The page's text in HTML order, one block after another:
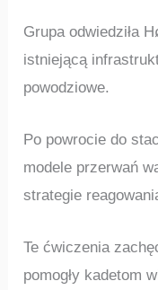
Grupa odwiedziła
istniejącą
powodziowe.
Po powrocie do
modele przerwań
strategie
Te ćwiczenia
pomogły kadetom